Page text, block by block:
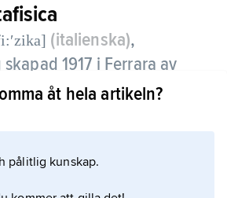
(italienska),
1917 i Ferrara av
och Carlo Carrà; till
byggde vidare på drag i
10-talsmåleri. Man
åt hela artikeln?
pålitlig kunskap.